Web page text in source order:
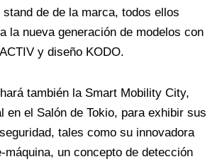
de de la marca, todos ellos
la nueva generación de modelos con
y diseño KODO.
también la Smart Mobility City,
en el Salón de Tokio, para exhibir sus
tales como su innovadora
máquina, un concepto de detección